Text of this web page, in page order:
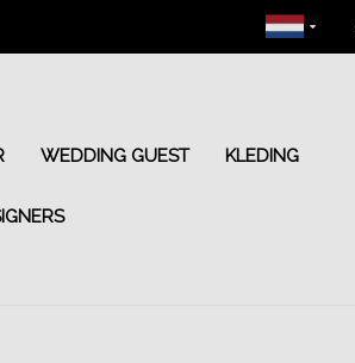
WEDDING GUEST KLEDING